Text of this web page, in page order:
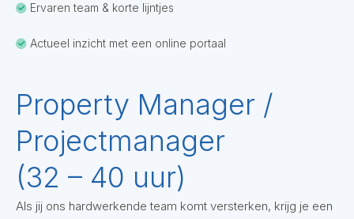
Ervaren team & korte lijntjes
Actueel inzicht met een online portaal
Property Manager /
Projectmanager
(32 – 40 uur)
Als jij ons hardwerkende team komt versterken, krijg je een